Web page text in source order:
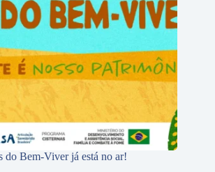
do Bem-Viver já está no ar!